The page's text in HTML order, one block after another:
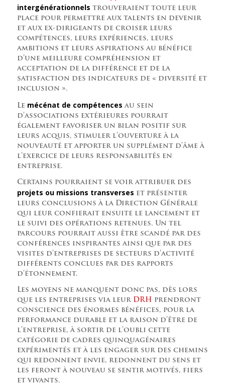
intergénérationnels trouveraient toute leur
place pour permettre aux talents en devenir
et aux ex-dirigeants de croiser leurs
compétences, leurs expériences, leurs
ambitions et leurs aspirations au bénéfice
d’une meilleure compréhension et
acceptation de la différence et de la
satisfaction des indicateurs de « diversité et
inclusion ».
Le mécénat de compétences au sein
d’associations extérieures pourrait
également favoriser un bilan positif sur
leurs acquis, stimuler l’ouverture à la
nouveauté et apporter un supplément d’âme à
l’exercice de leurs responsabilités en
entreprise.
Certains pourraient se voir attribuer des
projets ou missions transverses et présenter
leurs conclusions à la Direction Générale
qui leur confierait ensuite le lancement et
le suivi des opérations retenues. Un tel
parcours pourrait aussi être scandé par des
conférences inspirantes ainsi que par des
visites d’entreprises de secteurs d’activité
différents conclues par des rapports
d’étonnement.
Les moyens ne manquent donc pas, dès lors
que les entreprises via leur DRH prendront
conscience des énormes bénéfices, pour la
performance durable et la raison d’être de
l’entreprise, à sortir de l’oubli cette
catégorie de cadres quinquagénaires
expérimentés et à les engager sur des chemins
qui redonnent envie, redonnent du sens et
les feront à nouveau se sentir motivés, fiers
et vivants.